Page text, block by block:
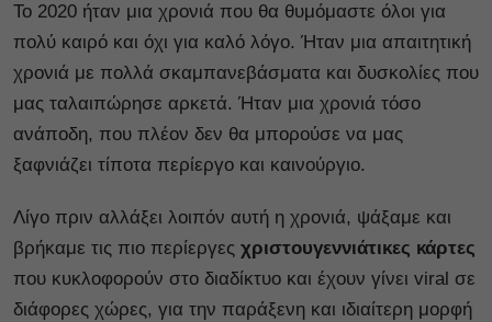
To 2020 ήταν μια χρονιά που θα θυμόμαστε όλοι για
πολύ καιρό και όχι για καλό λόγο. Ήταν μια απαιτητική
χρονιά με πολλά σκαμπανεβάσματα και δυσκολίες που
μας ταλαιπώρησε αρκετά. Ήταν μια χρονιά τόσο
ανάποδη, που πλέον δεν θα μπορούσε να μας
ξαφνιάζει τίποτα περίεργο και καινούργιο.
Λίγο πριν αλλάξει λοιπόν αυτή η χρονιά, ψάξαμε και
βρήκαμε τις πιο περίεργες χριστουγεννιάτικες κάρτες
που κυκλοφορούν στο διαδίκτυο και έχουν γίνει viral σε
διάφορες χώρες, για την παράξενη και ιδιαίτερη μορφή